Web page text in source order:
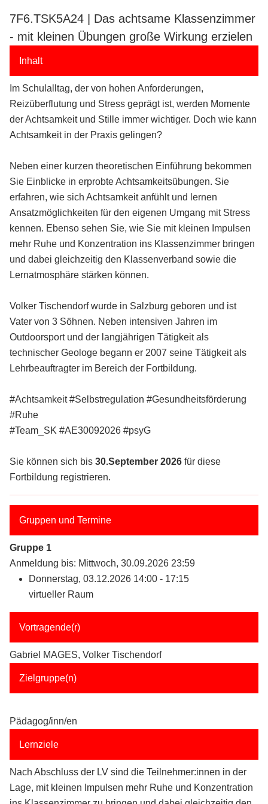
7F6.TSK5A24 | Das achtsame Klassenzimmer
- mit kleinen Übungen große Wirkung erzielen
Inhalt
Im Schulalltag, der von hohen Anforderungen,
Reizüberflutung und Stress geprägt ist, werden Momente
der Achtsamkeit und Stille immer wichtiger. Doch wie kann
Achtsamkeit in der Praxis gelingen?
Neben einer kurzen theoretischen Einführung bekommen
Sie Einblicke in erprobte Achtsamkeitsübungen. Sie
erfahren, wie sich Achtsamkeit anfühlt und lernen
Ansatzmöglichkeiten für den eigenen Umgang mit Stress
kennen. Ebenso sehen Sie, wie Sie mit kleinen Impulsen
mehr Ruhe und Konzentration ins Klassenzimmer bringen
und dabei gleichzeitig den Klassenverband sowie die
Lernatmosphäre stärken können.
Volker Tischendorf wurde in Salzburg geboren und ist
Vater von 3 Söhnen. Neben intensiven Jahren im
Outdoorsport und der langjährigen Tätigkeit als
technischer Geologe begann er 2007 seine Tätigkeit als
Lehrbeauftragter im Bereich der Fortbildung.
#Achtsamkeit #Selbstregulation #Gesundheitsförderung
#Ruhe
#Team_SK #AE30092026 #psyG
Sie können sich bis 30.September 2026 für diese
Fortbildung registrieren.
Gruppen und Termine
Gruppe 1
Anmeldung bis: Mittwoch, 30.09.2026 23:59
Donnerstag, 03.12.2026 14:00 - 17:15
virtueller Raum
Vortragende(r)
Gabriel MAGES, Volker Tischendorf
Zielgruppe(n)
Pädagog/inn/en
Lernziele
Nach Abschluss der LV sind die Teilnehmer:innen in der
Lage, mit kleinen Impulsen mehr Ruhe und Konzentration